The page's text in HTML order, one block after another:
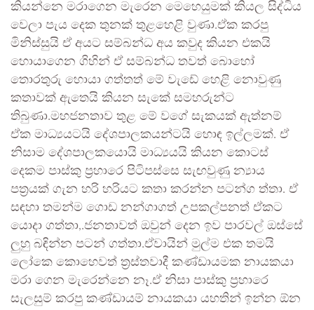
කියන්නෙ මරාගෙන මැරෙන මෙහෙයුමක් කියල සිද්ධිය
වෙලා පැය දෙක තුනක් තුළහෙළි වුණා.ඒක කරපු
මිනිස්සුයි ඒ අයට සම්බන්ධ අය කවුද කියන එකයි
හොයාගෙන ගිහින් ඒ සම්බන්ධ තවත් බොහෝ
තොරතුරු හොයා ගත්තත් මේ වැඩේ හෙළි නොවුණු
කතාවක් ඇතෙයි කියන සැකේ සමහරුන්ට
තිබුණා.මහජනතාව තුළ මේ වගේ සැකයක් ඇත්නම්
ඒක මාධ්‍යයටයි දේශපාලකයන්ටයි හොඳ ඉල්ලමක්. ඒ
නිසාම දේශපාලකයොයි මාධ්‍යයයි කියන කොටස්
දෙකම පාස්කු ප්‍රහාරෙ පිටිපස්සෙ සැඟවුණු න්‍යාය
පත්‍රයක් ගැන හරි හරියට කතා කරන්න පටන්ග ත්තා. ඒ
සඳහා තමන්ම ගොඩ නන්ගාගත් උපකල්පනත් ඒකට
යොදා ගත්තා,.ජනතාවත් ඔවුන් දෙන ඉව පාරවල් ඔස්සේ
ලුහු බඳින්න පටන් ගත්තා.ඒවායින් මුල්ම එක තමයි
ලෝකෙ කොහෙවත් ත්‍රස්තවාදී කණ්ඩායමක නායකයා
මරා ගෙන මැරෙන්නෙ නෑ.ඒ නිසා පාස්කු ප්‍රහාරෙ
සැලසුම් කරපු කණ්ඩායම් නායකයා යහතින් ඉන්න ඕන